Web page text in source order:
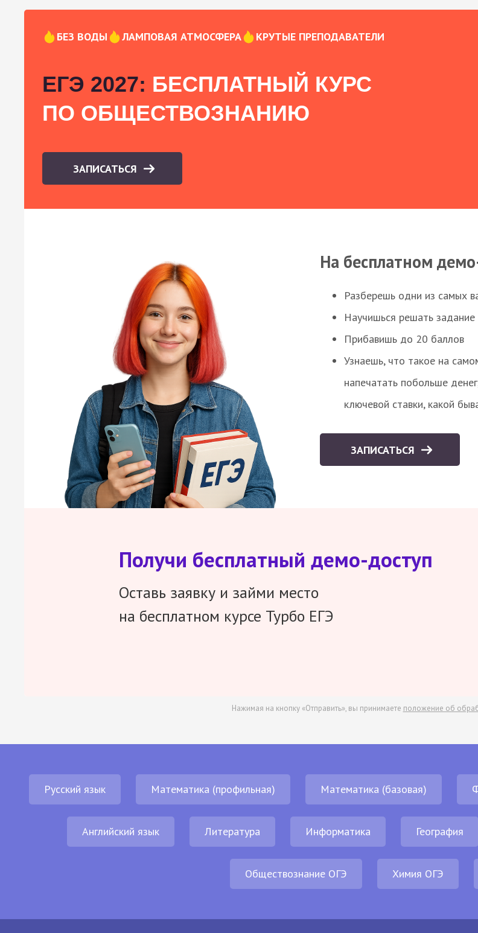
БЕЗ ВОДЫ ЛАМПОВАЯ АТМОСФЕРА КРУТЫЕ ПРЕПОДАВАТЕЛИ
ЕГЭ 2027: БЕСПЛАТНЫЙ КУРС
ПО ОБЩЕСТВОЗНАНИЮ
ЗАПИСАТЬСЯ
На бесплатном
Разберешь одни из самых
Научишься решать
Прибавишь до 20 баллов
Узнаешь, что такое на
напечатать побольше
ключевой ставки, какой
ЗАПИСАТЬСЯ
Получи бесплатный демо-доступ
Оставь заявку и займи место
на бесплатном курсе Турбо ЕГЭ
Нажимая на кнопку «Отправить», вы принимаете положение об
Русский язык Математика (профильная) Математика (базовая)
Английский язык Литература Информатика География
Обществознание ОГЭ Химия ОГЭ